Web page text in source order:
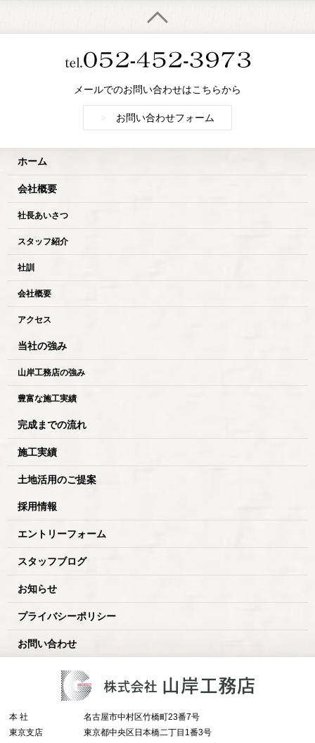
メールでのお問い合わせはこちらから
お問い合わせフォーム
ホーム
会社概要
社長あいさつ
スタッフ紹介
社訓
会社概要
アクセス
当社の強み
山岸工務店の強み
豊富な施工実績
完成までの流れ
施工実績
土地活用のご提案
採用情報
エントリーフォーム
スタッフブログ
お知らせ
プライバシーポリシー
お問い合わせ
本 社
名古屋市中村区竹橋町23番7号
東京支店
東京都中央区日本橋二丁目1番3号